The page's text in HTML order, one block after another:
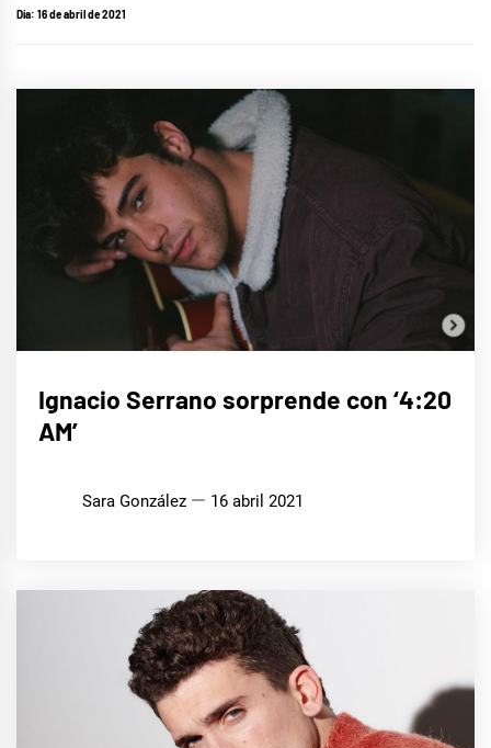
Día: 16 de abril de 2021
Ignacio Serrano sorprende con ‘4:20
AM’
Sara González 16 abril 2021